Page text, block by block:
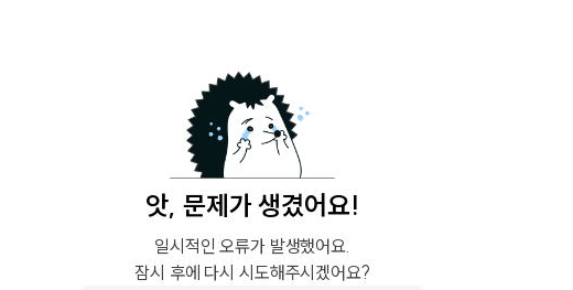
앗, 문제가 생겼어요!
일시적인 오류가 발생했어요.
잠시 후에 다시 시도해주시겠어요?